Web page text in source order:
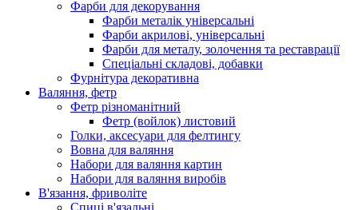
Фарби для декорування
Фарби металік універсальні
Фарби акрилові, універсальні
Фарби для металу, золочення та реставрації
Спеціальні складові, добавки
Фурнітура декоративна
Валяння, фетр
Фетр різноманітний
Фетр (войлок) листовий
Голки, аксесуари для фелтингу
Вовна для валяння
Набори для валяння картин
Набори для валяння виробів
В'язання, фриволіте
Спиці в'язальні